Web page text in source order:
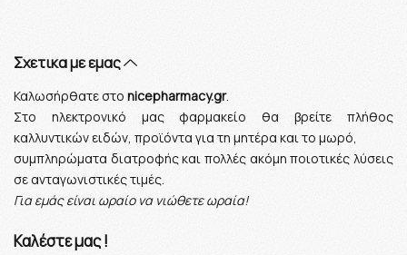
Σχετικα με εμας
Καλωσήρθατε στο nicepharmacy.gr.
Στο ηλεκτρονικό μας φαρμακείο θα βρείτε πλήθος
καλλυντικών ειδών, προϊόντα για τη μητέρα και το μωρό,
συμπληρώματα διατροφής και πολλές ακόμη ποιοτικές λύσεις
σε ανταγωνιστικές τιμές.
Για εμάς είναι ωραίο να νιώθετε ωραία!
Καλέστε μας !